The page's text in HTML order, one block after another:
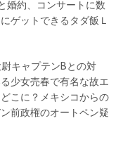
婚約、コンサートに数
ゲットできるタダ飯Ｌ
キャプテンBとの対
少女売春で有名な故エ
こに？メキシコからの
前政権のオートペン疑